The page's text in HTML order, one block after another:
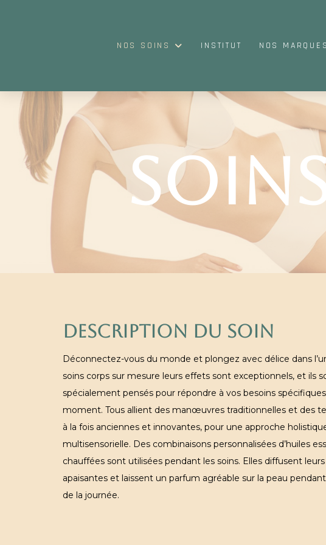
NOS SOINS INSTITUT NOS MARQUES
DESCRIPTION DU SOIN
Déconnectez-vous du monde et plongez avec délice dans
soins corps sur mesure leurs effets sont exceptionnels, et ils
spécialement pensés pour répondre à vos besoins
moment. Tous allient des manœuvres traditionnelles et des
à la fois anciennes et innovantes, pour une approche
multisensorielle. Des combinaisons personnalisées d’huiles
chauffées sont utilisées pendant les soins. Elles diffusent
apaisantes et laissent un parfum agréable sur la peau
de la journée.